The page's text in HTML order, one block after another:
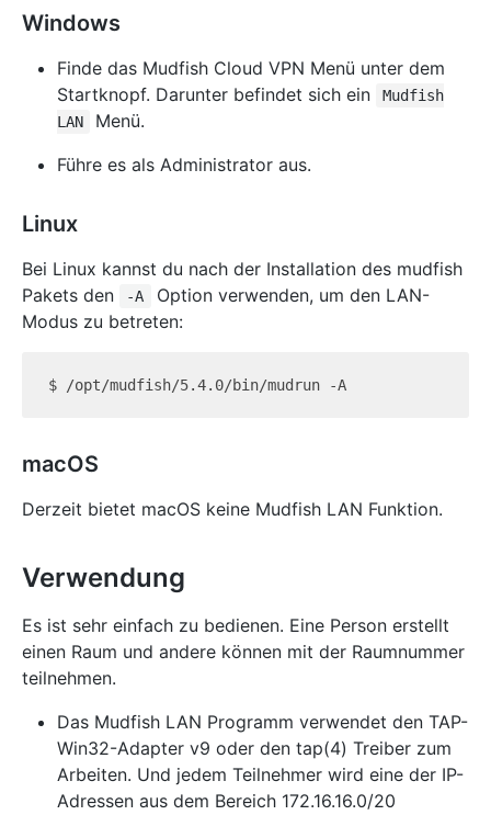
Windows
Finde das Mudfish Cloud VPN Menü unter dem
Startknopf. Darunter befindet sich ein
Mudfish
LAN
Menü.
Führe es als Administrator aus.
Linux
Bei Linux kannst du nach der Installation des mudfish
Pakets den
-A
Option verwenden, um den LAN-
Modus zu betreten:
macOS
Derzeit bietet macOS keine Mudfish LAN Funktion.
Verwendung
Es ist sehr einfach zu bedienen. Eine Person erstellt
einen Raum und andere können mit der Raumnummer
teilnehmen.
Das Mudfish LAN Programm verwendet den TAP-
Win32-Adapter v9 oder den tap(4) Treiber zum
Arbeiten. Und jedem Teilnehmer wird eine der IP-
Adressen aus dem Bereich 172.16.16.0/20